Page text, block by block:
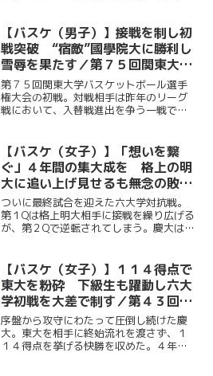
を喫したものの、最後まで慶應らしい泥
臭いバスケを貫き、４...
【バスケ（男子）】接戦を制し初
戦突破 “宿敵”國學院大に勝利し
雪辱を果たす／第７５回関東大学
バスケットボール選手権大会vs國
學院大
第７５回関東大学バスケットボール選手
権大会の初戦。対戦相手は昨年のリーグ
戦において、入替戦進出を争う一戦で敗
（商３・大垣北）を中心に、前半は攻守
ともに相手を圧倒する。後半...
【バスケ（女子）】「想いを繋
ぐ」４年間の集大成を 格上の明
大に追い上げ見せるも無念の敗戦
／第４３回東京六大学女子バスケ
ットボール対抗戦
ついに最終試合を迎えた六大学対抗戦。
第１Qは格上明大相手に接戦を繰り広げる
が、第２Qで逆転されてしまう。慶大は河
しいディフェンスに終始苦しみ、６３
−８０で惜しくも敗れて...
【バスケ（女子）】１１４得点で
東大を粉砕 下級生も躍動し六大
学初戦を大差で制す／第４３回東
京六大学女子バスケットボール対
抗戦 vs 東大
序盤から攻守にわたって圧倒し続けた慶
大。東大を相手に終始流れを渡さず、１
１４得点を挙げる快勝を収めた。４年生